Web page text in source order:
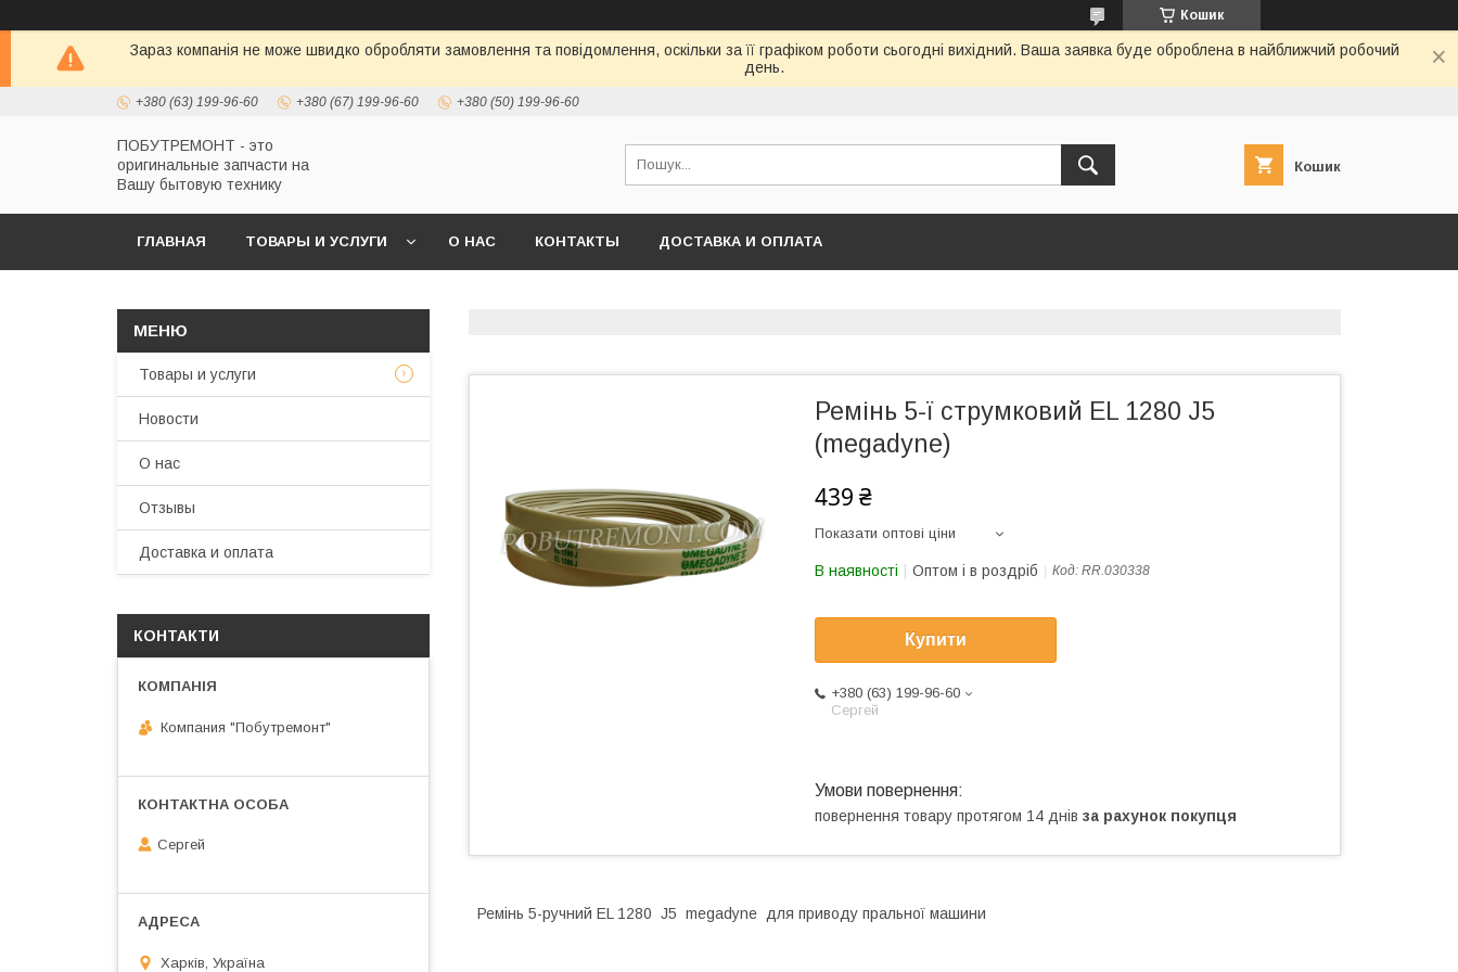
Кошик
Зараз компанія не може швидко обробляти замовлення та повідомлення, оскільки за її графіком роботи сьогодні вихідний. Ваша заявка буде оброблена в найближчий робочий
день.
+380 (63) 199-96-60 +380 (67) 199-96-60 +380 (50) 199-96-60
ПОБУТРЕМОНТ - это
оригинальные запчасти на
Вашу бытовую технику
Кошик
ГЛАВНАЯ ТОВАРЫ И УСЛУГИ О НАС КОНТАКТЫ ДОСТАВКА И ОПЛАТА
Ремінь 5-ї струмковий EL 1280 J5
(megadyne)
439 ₴
Показати оптові ціни
В наявності Оптом і в роздріб Код: RR.030338
Купити
+380 (63) 199-96-60
Сергей
повернення товару протягом 14 днів за рахунок покупця
Ремінь 5-ручний EL 1280 J5 megadyne для приводу пральної машини
Товары и услуги
Новости
О нас
Отзывы
Доставка и оплата
КОНТАКТИ
Компания "Побутремонт"
Сергей
Харків, Україна